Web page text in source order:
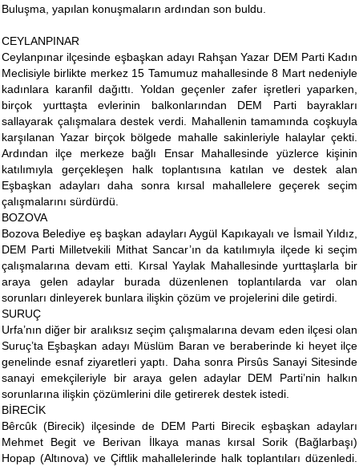
Buluşma, yapılan konuşmaların ardından son buldu.
CEYLANPINAR
Ceylanpınar ilçesinde eşbaşkan adayı Rahşan Yazar DEM Parti Kadın
Meclisiyle birlikte merkez 15 Tamumuz mahallesinde 8 Mart nedeniyle
kadınlara karanfil dağıttı. Yoldan geçenler zafer işretleri yaparken,
birçok yurttaşta evlerinin balkonlarından DEM Parti bayrakları
sallayarak çalışmalara destek verdi. Mahallenin tamamında coşkuyla
karşılanan Yazar birçok bölgede mahalle sakinleriyle halaylar çekti.
Ardından ilçe merkeze bağlı Ensar Mahallesinde yüzlerce kişinin
katılımıyla gerçekleşen halk toplantısına katılan ve destek alan
Eşbaşkan adayları daha sonra kırsal mahallelere geçerek seçim
çalışmalarını sürdürdü.
BOZOVA
Bozova Belediye eş başkan adayları Aygül Kapıkayalı ve İsmail Yıldız,
DEM Parti Milletvekili Mithat Sancar’ın da katılımıyla ilçede ki seçim
çalışmalarına devam etti. Kırsal Yaylak Mahallesinde yurttaşlarla bir
araya gelen adaylar burada düzenlenen toplantılarda var olan
sorunları dinleyerek bunlara ilişkin çözüm ve projelerini dile getirdi.
SURUÇ
Urfa’nın diğer bir aralıksız seçim çalışmalarına devam eden ilçesi olan
Suruç’ta Eşbaşkan adayı Müslüm Baran ve beraberinde ki heyet ilçe
genelinde esnaf ziyaretleri yaptı. Daha sonra Pirsûs Sanayi Sitesinde
sanayi emekçileriyle bir araya gelen adaylar DEM Parti’nin halkın
sorunlarına ilişkin çözümlerini dile getirerek destek istedi.
BİRECİK
Bêrcûk (Birecik) ilçesinde de DEM Parti Birecik eşbaşkan adayları
Mehmet Begit ve Berivan İlkaya manas kırsal Sorik (Bağlarbaşı)
Hopap (Altınova) ve Çiftlik mahallelerinde halk toplantıları düzenledi.